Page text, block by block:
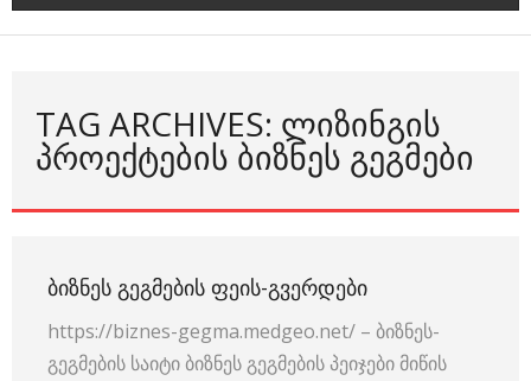
TAG ARCHIVES: ᲚᲘᲖᲘᲜᲒᲘᲡ
ᲞᲠᲝᲔᲥᲢᲔᲑᲘᲡ ᲑᲘᲖᲜᲔᲡ ᲒᲔᲒᲛᲔᲑᲘ
ᲑᲘᲖᲜᲔᲡ ᲒᲔᲒᲛᲔᲑᲘᲡ ᲤᲔᲘᲡ-ᲒᲕᲔᲠᲓᲔᲑᲘ
https://biznes-gegma.medgeo.net/ – ბიზნეს-
გეგმების საიტი ბიზნეს გეგმების პეიჯები მიწის